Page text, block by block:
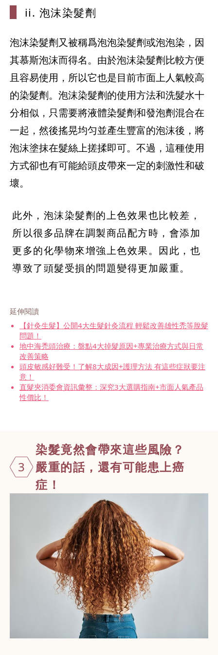
ii. 泡沫染髮劑
泡沫染髮劑又被稱爲泡泡染髮劑或泡泡染，因
其慕斯泡沫而得名。由於泡沫染髮劑比較方便
且容易使用，所以它也是目前市面上人氣較高
的染髮劑。泡沫染髮劑的使用方法和洗髮水十
分相似，只需要將液體染髮劑和發泡劑混合在
一起，然後搖晃均匀並產生豐富的泡沫後，將
泡沫塗抹在髮絲上搓揉即可。不過，這種使用
方式卻也有可能給頭皮帶來一定的刺激性和破
壞。
此外，泡沫染髮劑的上色效果也比較差，
所以很多品牌在調製商品配方時，會添加
更多的化學物來增強上色效果。因此，也
導致了頭髮受損的問題變得更加嚴重。
延伸閱讀
【針灸生髮】公開4大生髮針灸流程 輕鬆改善雄性禿等脫髮
問題！
地中海禿頭治療：盤點4大掉髮原因+專業治療方式與日常
改善策略
頭皮敏感好難受！了解8大成因+護理方法 有這些症狀要注
意！
直髮夾消委會資訊彙整：深究3大選購指南+市面人氣產品
性價比！
3
染髮竟然會帶來這些風險？
嚴重的話，還有可能患上癌
症！